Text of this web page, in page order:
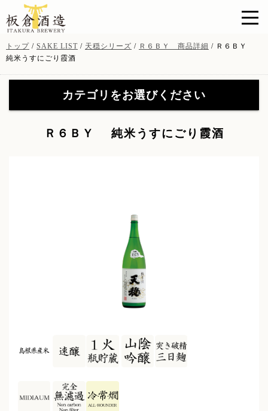
このページの本文へ
現
在
位
トップ / SAKE LIST / 天穏シリーズ / Ｒ６ＢＹ 商品詳細 / Ｒ６ＢＹ
純米うすにごり霞酒
カテゴリをお選びください
天穏シリーズ (19)
【特約店限定販売】無窮天
穏シリーズ(41)
Ｒ６ＢＹ 純米うすにごり霞酒